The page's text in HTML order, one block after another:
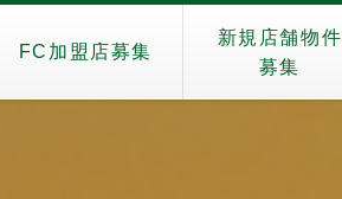
FC加盟店募集
新規店舗物件
募集